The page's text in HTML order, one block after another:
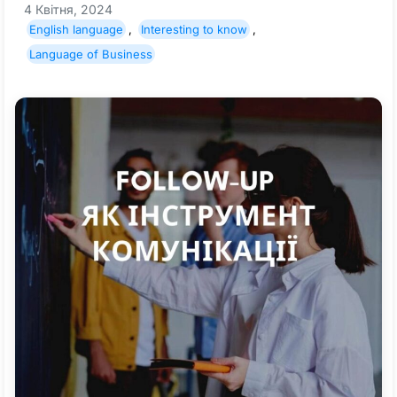
4 Квітня, 2024
English language , Interesting to know ,
Language of Business